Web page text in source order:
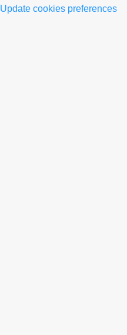
Update cookies preferences